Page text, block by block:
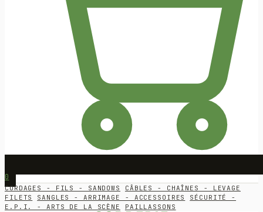
0
CORDAGES - FILS - SANDOWS
CÂBLES - CHAÎNES - LEVAGE
FILETS
SANGLES - ARRIMAGE - ACCESSOIRES
SÉCURITÉ -
E.P.I. - ARTS DE LA SCÈNE
PAILLASSONS